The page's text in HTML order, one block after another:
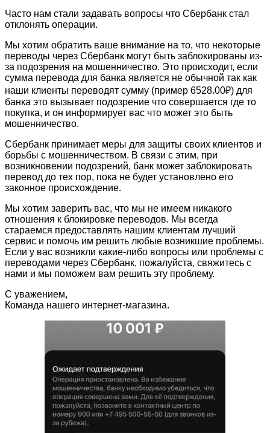
Часто нам стали задавать вопросы что Сбербанк стал
отклонять операции.
Мы хотим обратить ваше внимание на то, что некоторые
переводы через Сбербанк могут быть заблокированы из-
за подозрения на мошенничество. Это происходит, если
сумма перевода для банка является не обычной так как
наши клиенты переводят сумму (пример 6528.00₽) для
банка это вызывает подозрение что совершается где то
покупка, и он информирует вас что может это быть
мошенничество.
Сбербанк принимает меры для защиты своих клиентов и
борьбы с мошенничеством. В связи с этим, при
возникновении подозрений, банк может заблокировать
перевод до тех пор, пока не будет установлено его
законное происхождение.
Мы хотим заверить вас, что мы не имеем никакого
отношения к блокировке переводов. Мы всегда
стараемся предоставлять нашим клиентам лучший
сервис и помочь им решить любые возникшие проблемы.
Если у вас возникли какие-либо вопросы или проблемы с
переводами через Сбербанк, пожалуйста, свяжитесь с
нами и мы поможем вам решить эту проблему.
С уважением,
Команда нашего интернет-магазина.